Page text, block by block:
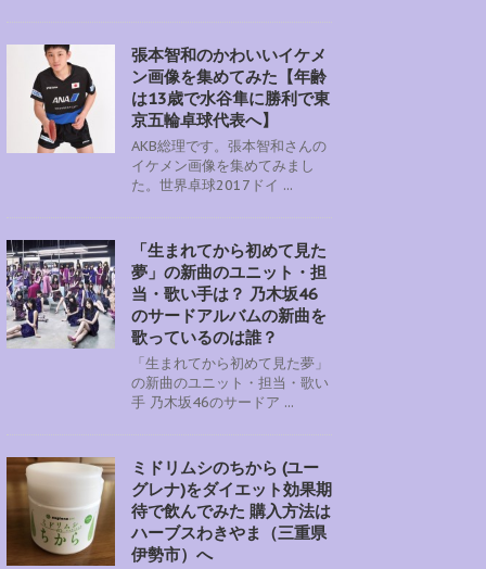
張本智和のかわいいイケメ
ン画像を集めてみた【年齢
は13歳で水谷隼に勝利で東
京五輪卓球代表へ】
AKB総理です。張本智和さんの
イケメン画像を集めてみまし
た。世界卓球2017ドイ ...
「生まれてから初めて見た
夢」の新曲のユニット・担
当・歌い手は？ 乃木坂46
のサードアルバムの新曲を
歌っているのは誰？
「生まれてから初めて見た夢」
の新曲のユニット・担当・歌い
手 乃木坂46のサードア ...
ミドリムシのちから (ユー
グレナ)をダイエット効果期
待で飲んでみた 購入方法は
ハーブスわきやま（三重県
伊勢市）へ